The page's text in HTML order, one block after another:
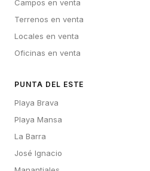
Campos en venta
Terrenos en venta
Locales en venta
Oficinas en venta
PUNTA DEL ESTE
Playa Brava
Playa Mansa
La Barra
José Ignacio